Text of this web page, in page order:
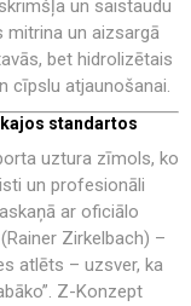
un saistaudu
mitrina un aizsargā
bet hidrolizētais
cīpslu atjaunošanai.
standartos
uztura zīmols, ko
un profesionāli
ar oficiālo
Zirkelbach) –
atlēts – uzsver, ka
Z-Konzept